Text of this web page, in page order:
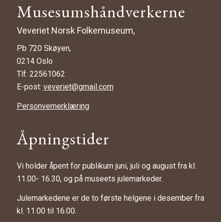
Musesumshåndverkerne
Veveriet Norsk Folkemuseum,
Pb 720 Skøyen,
0214 Oslo
Tlf: 22561062
E-post: veveriet@gmail.com
Personvernerklæring
Åpningstider
Vi holder åpent for publikum juni, juli og august fra kl.
11.00- 16.30, og på museets julemarkeder.
Julemarkedene er de to første helgene i desember fra
kl. 11.00 til 16.00.